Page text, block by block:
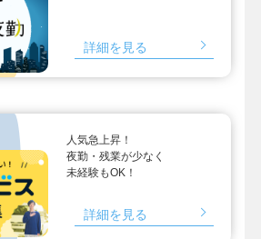
詳細を見る
人気急上昇！
夜勤・残業が少なく
未経験もOK！
詳細を見る